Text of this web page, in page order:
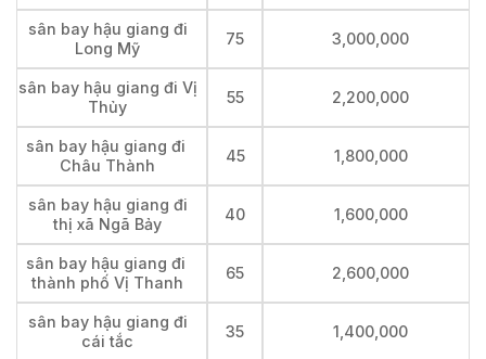
sân bay hậu giang đi
Long Mỹ
75 3,000,000
sân bay hậu giang đi Vị
Thủy
55 2,200,000
sân bay hậu giang đi
Châu Thành
45 1,800,000
sân bay hậu giang đi
thị xã Ngã Bảy
40 1,600,000
sân bay hậu giang đi
thành phố Vị Thanh
65 2,600,000
sân bay hậu giang đi
cái tắc
35 1,400,000